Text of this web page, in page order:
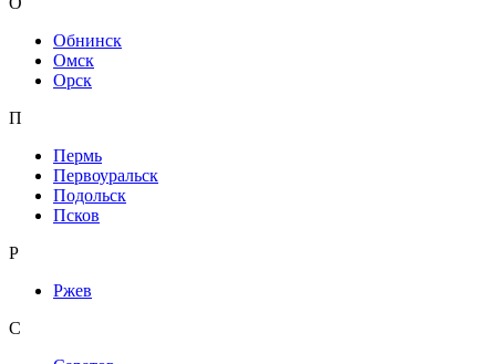
Обнинск
Омск
Орск
П
Пермь
Первоуральск
Подольск
Псков
Р
Ржев
С